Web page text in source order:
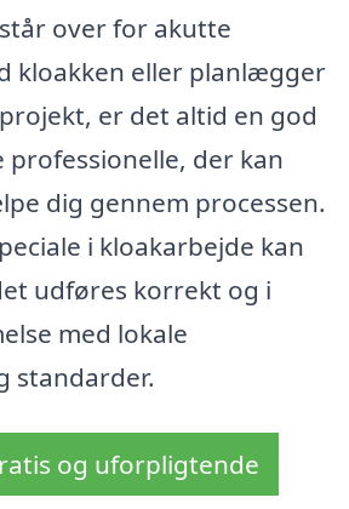
over for akutte
kloakken eller planlægger
er det altid en god
professionelle, der kan
dig gennem processen.
i kloakarbejde kan
udføres korrekt og i
med lokale
standarder.
og uforpligtende